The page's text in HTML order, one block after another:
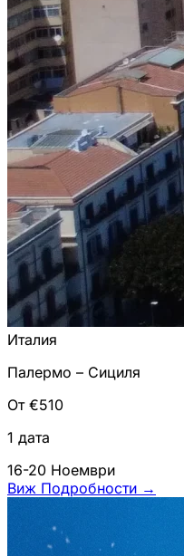
Италия
Палермо – Сициля
От €510
1 дата
16-20 Ноември
Виж Подробности →